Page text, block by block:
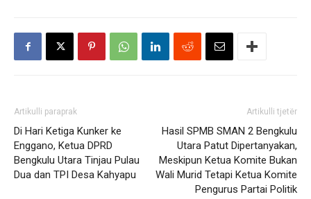
Artikulli paraprak
Di Hari Ketiga Kunker ke
Enggano, Ketua DPRD
Bengkulu Utara Tinjau Pulau
Dua dan TPI Desa Kahyapu
Artikulli tjetër
Hasil SPMB SMAN 2 Bengkulu
Utara Patut Dipertanyakan,
Meskipun Ketua Komite Bukan
Wali Murid Tetapi Ketua Komite
Pengurus Partai Politik